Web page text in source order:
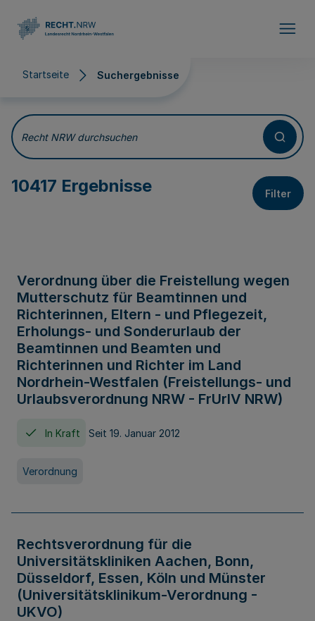
Startseite Suchergebnisse
Suchergebnisse
Recht NRW durchsuchen
10417 Ergebnisse Filter
Verordnung über die Freistellung wegen
Mutterschutz für Beamtinnen und
Richterinnen, Eltern - und Pflegezeit,
Erholungs- und Sonderurlaub der
Beamtinnen und Beamten und
Richterinnen und Richter im Land
Nordrhein-Westfalen (Freistellungs- und
Urlaubsverordnung NRW - FrUrlV NRW)
In Kraft Seit 19. Januar 2012
Verordnung
Rechtsverordnung für die
Universitätskliniken Aachen, Bonn,
Düsseldorf, Essen, Köln und Münster
(Universitätsklinikum-Verordnung -
UKVO)